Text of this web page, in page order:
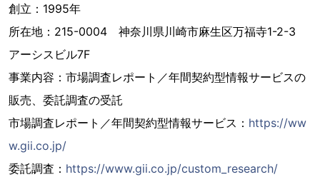
創立：1995年
所在地：215-0004 神奈川県川崎市麻生区万福寺1-2-3
アーシスビル7F
事業内容：市場調査レポート／年間契約型情報サービスの
販売、委託調査の受託
市場調査レポート／年間契約型情報サービス： https://ww
w.gii.co.jp/
委託調査： https://www.gii.co.jp/custom_research/